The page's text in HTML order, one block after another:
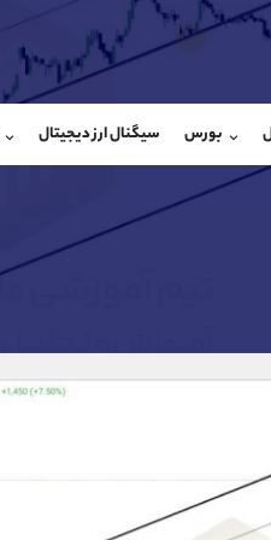
بورس سیگنال ارز دیجیتال
@Armteam_admin_33
118